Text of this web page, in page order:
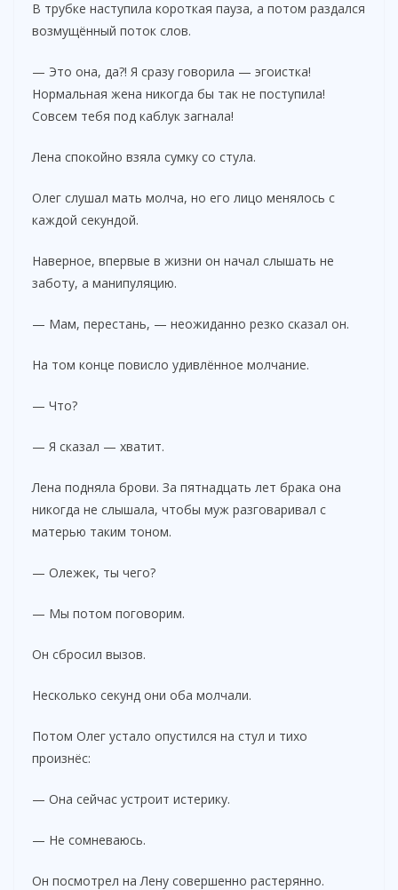
В трубке наступила короткая пауза, а потом раздался
возмущённый поток слов.
— Это она, да?! Я сразу говорила — эгоистка!
Нормальная жена никогда бы так не поступила!
Совсем тебя под каблук загнала!
Лена спокойно взяла сумку со стула.
Олег слушал мать молча, но его лицо менялось с
каждой секундой.
Наверное, впервые в жизни он начал слышать не
заботу, а манипуляцию.
— Мам, перестань, — неожиданно резко сказал он.
На том конце повисло удивлённое молчание.
— Что?
— Я сказал — хватит.
Лена подняла брови. За пятнадцать лет брака она
никогда не слышала, чтобы муж разговаривал с
матерью таким тоном.
— Олежек, ты чего?
— Мы потом поговорим.
Он сбросил вызов.
Несколько секунд они оба молчали.
Потом Олег устало опустился на стул и тихо
произнёс:
— Она сейчас устроит истерику.
— Не сомневаюсь.
Он посмотрел на Лену совершенно растерянно.